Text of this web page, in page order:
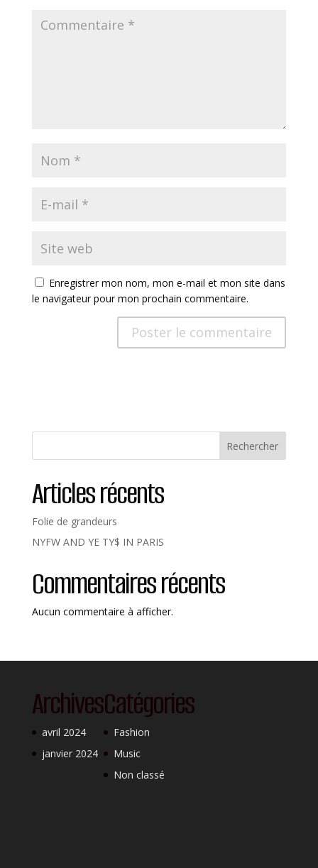
Enregistrer mon nom, mon e-mail et mon site dans
le navigateur pour mon prochain commentaire.
Rechercher
Articles récents
Folie de grandeurs
NYFW AND YE TY$ IN PARIS
Commentaires récents
Aucun commentaire à afficher.
Archives
avril 2024
janvier 2024
Catégories
Fashion
Music
Non classé